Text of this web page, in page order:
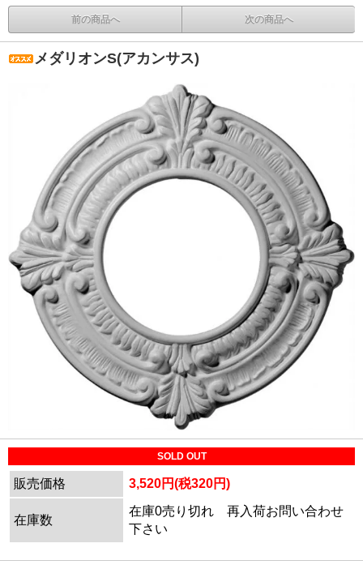
前の商品へ 次の商品へ
メダリオンS(アカンサス)
SOLD OUT
販売価格 3,520円(税320円)
在庫数
在庫0売り切れ 再入荷お問い合わせ
下さい